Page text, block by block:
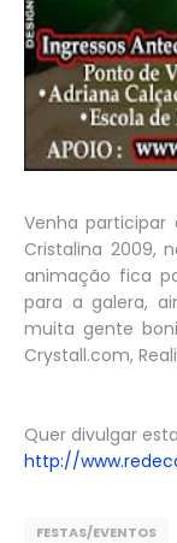
Venha participar
Cristalina 2009,
animação fica
para a galera,
muita gente
Crystall.com,
Quer divulgar
http://
FESTAS/EVENTOS